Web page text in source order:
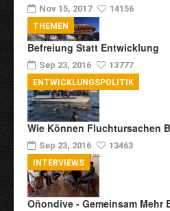
Nov 15, 2017 14156
Befreiung Statt Entwicklung
Sep 23, 2016 13777
THEMEN
Wie Können Fluchtursachen
Sep 23, 2016 13463
ENTWICKLUNGSPOLITIK
Oñondive - Gemeinsam Mehr
INTERVIEWS